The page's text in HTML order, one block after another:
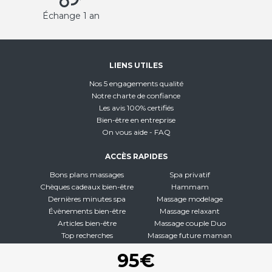
95€
Échange 1 an
LIENS UTILES
Nos 5 engagements qualité
Notre charte de confiance
Les avis 100% certifiés
Bien-être en entreprise
On vous aide - FAQ
ACCÈS RAPIDES
Bons plans massages
Chèques cadeaux bien-être
Dernières minutes spa
Évènements bien-être
Articles bien-être
Top recherches
Spa privatif
Hammam
Massage modelage
Massage relaxant
Massage couple Duo
Massage future maman